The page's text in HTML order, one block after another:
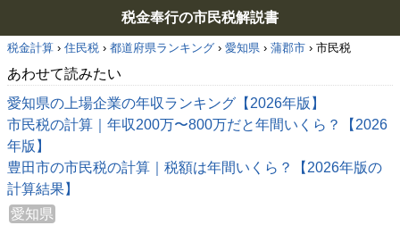
税金奉行の市民税解説書
税金計算 › 住民税 › 都道府県ランキング › 愛知県 › 蒲郡市 › 市民税
あわせて読みたい
愛知県の上場企業の年収ランキング【2026年版】
市民税の計算｜年収200万〜800万だと年間いくら？【2026
年版】
豊田市の市民税の計算｜税額は年間いくら？【2026年版の
計算結果】
愛知県